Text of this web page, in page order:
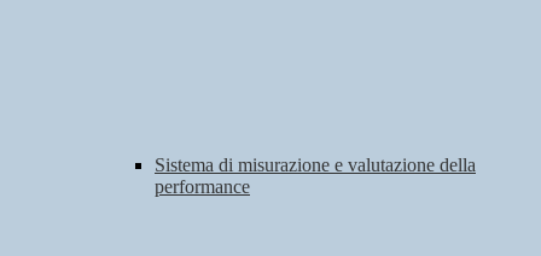
Sistema di misurazione e valutazione della
performance